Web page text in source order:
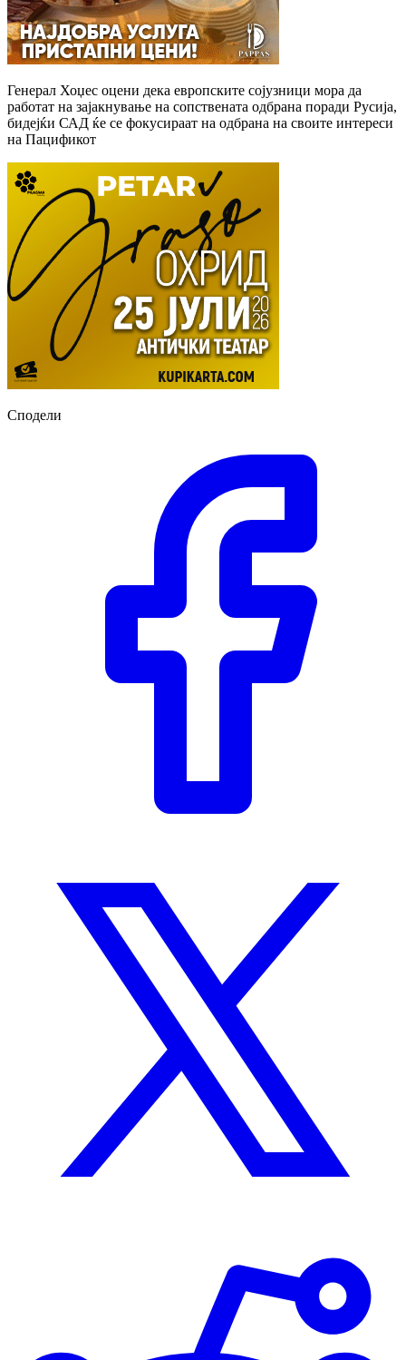
Генерал Хоџес оцени дека европските сојузници мора да
работат на зајакнување на сопствената одбрана поради Русија,
бидејќи САД ќе се фокусираат на одбрана на своите интереси
на Пацификот
Сподели